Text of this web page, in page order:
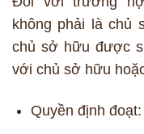
không phải là chủ
chủ sở hữu được
với chủ sở hữu
Quyền định đoạt: